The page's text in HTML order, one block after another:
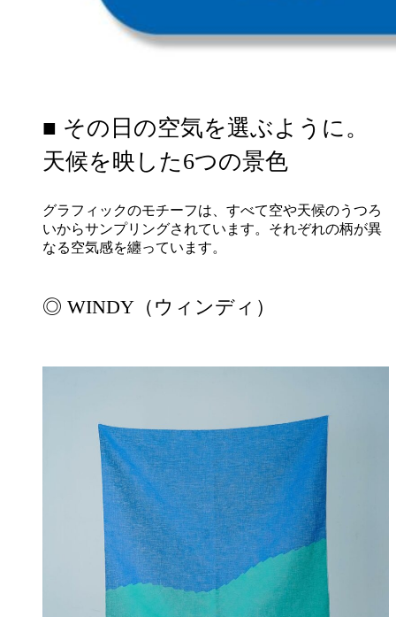
■ その日の空気を選ぶように。
天候を映した6つの景色
グラフィックのモチーフは、すべて空や天候のうつろ
いからサンプリングされています。それぞれの柄が異
なる空気感を纏っています。
◎ WINDY（ウィンディ）